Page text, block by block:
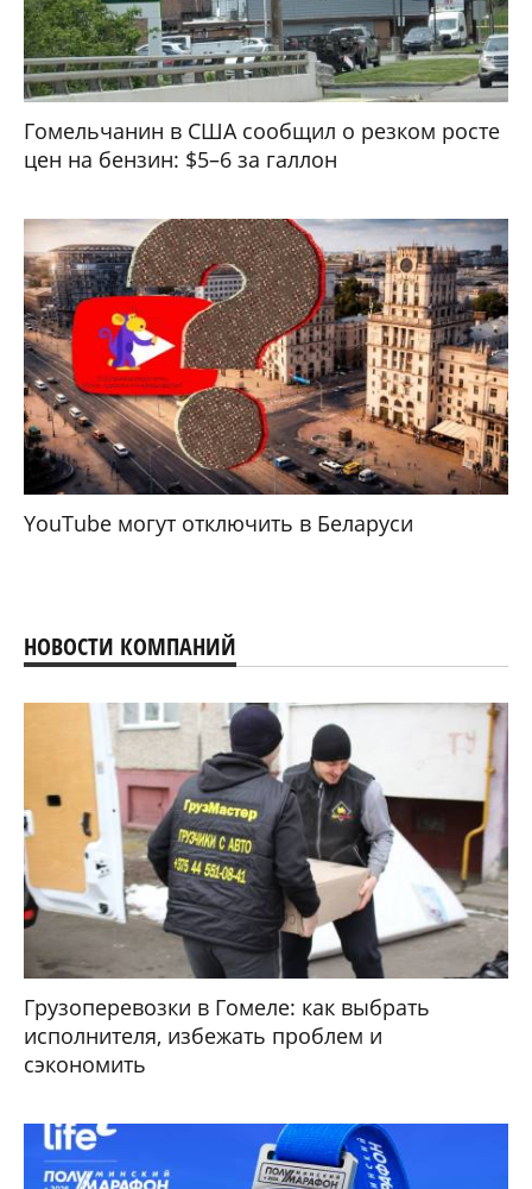
Гомельчанин в США сообщил о резком росте
цен на бензин: $5–6 за галлон
YouTube могут отключить в Беларуси
НОВОСТИ КОМПАНИЙ
Грузоперевозки в Гомеле: как выбрать
исполнителя, избежать проблем и
сэкономить